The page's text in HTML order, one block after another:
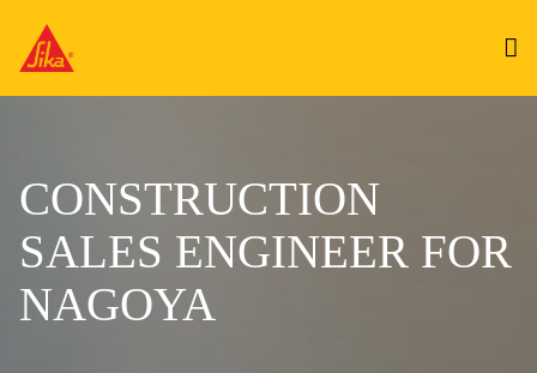
CONSTRUCTION
SALES ENGINEER FOR
NAGOYA